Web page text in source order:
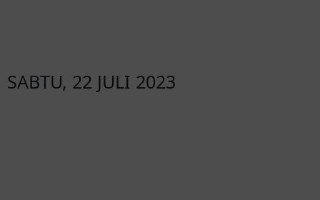
SABTU, 22 JULI 2023